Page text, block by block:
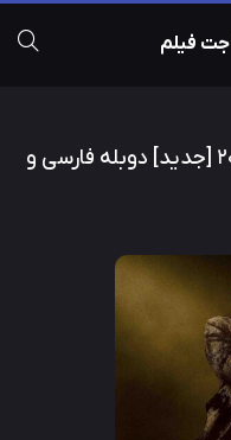
جت فیلم
دانلود فیلم و سریال انگلیسی 2025 [جدید] دوبله فارسی و